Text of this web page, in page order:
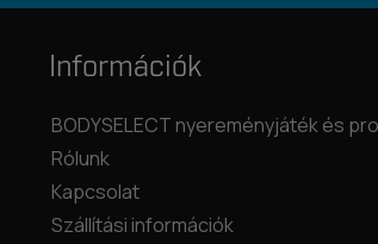
Információk
BODYSELECT nyereményjáték és
Rólunk
Kapcsolat
Szállítási információk